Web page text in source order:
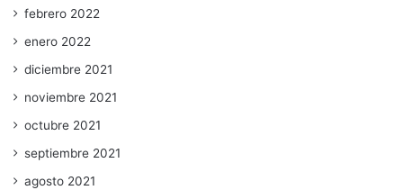
febrero 2022
enero 2022
diciembre 2021
noviembre 2021
octubre 2021
septiembre 2021
agosto 2021